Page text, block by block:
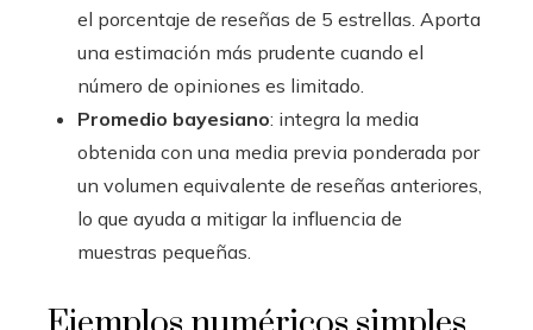
el porcentaje de reseñas de 5 estrellas. Aporta
una estimación más prudente cuando el
número de opiniones es limitado.
Promedio bayesiano: integra la media
obtenida con una media previa ponderada por
un volumen equivalente de reseñas anteriores,
lo que ayuda a mitigar la influencia de
muestras pequeñas.